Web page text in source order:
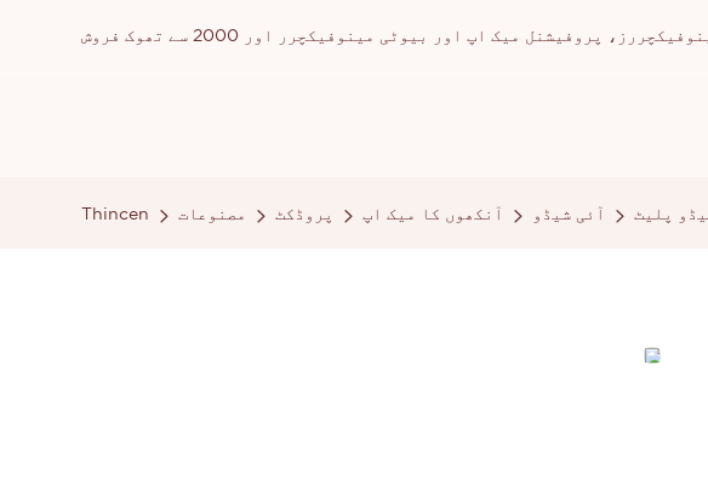
پروفیشنل میک اپ اور بیوٹی مینوفیکچرر اور 2000 سے تھوک فروش
Thincen مصنوعات پروڈکٹ آنکھوں کا میک اپ آئی شیڈو پلیٹ